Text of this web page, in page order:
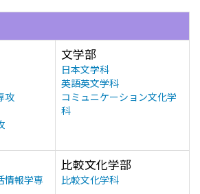
攻
文学部
日本文学科
英語英文学科
コミュニケーション文化学
科
情報学専
比較文化学部
比較文化学科